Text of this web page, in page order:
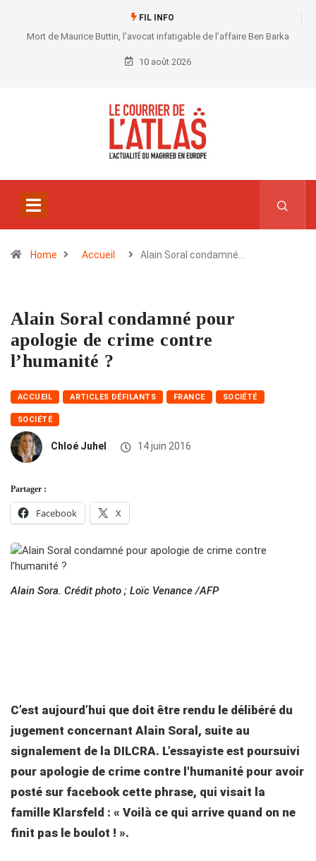
FIL INFO
Mort de Maurice Buttin, l’avocat infatigable de l’affaire Ben Barka
10 août 2026
Home Accueil Alain Soral condamné…
Alain Soral condamné pour
apologie de crime contre
l’humanité ?
ACCUEIL ARTICLES DÉFILANTS FRANCE SOCIÉTÉ
SOCIÉTÉ
Chloé Juhel 14 juin 2016
Partager :
Facebook X
Alain Sora. Crédit photo ; Loïc Venance /AFP
C’est aujourd’hui que doit être rendu le délibéré du
jugement concernant Alain Soral, suite au
signalement de la DILCRA. L’essayiste est poursuivi
pour apologie de crime contre l'humanité pour avoir
posté sur facebook cette phrase, qui visait la
famille Klarsfeld : « Voilà ce qui arrive quand on ne
finit pas le boulot ! ».